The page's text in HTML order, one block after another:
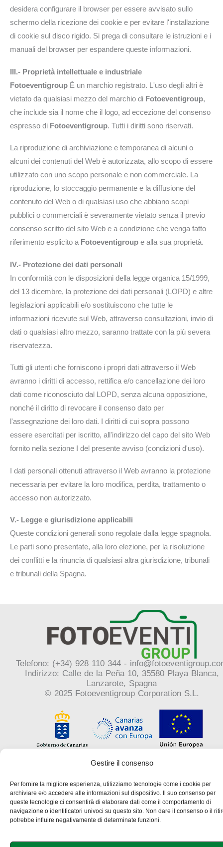
Gestire il consenso
Per fornire la migliore esperienza, utilizziamo tecnologie come i cookie per
archiviare e/o accedere alle informazioni sul dispositivo. Il suo consenso per
queste tecnologie ci consentirà di elaborare dati come il comportamento di
navigazione o identificatori univoci su questo sito. Non dare il consenso o il
potrebbe influire negativamente di determinate funzioni.
desidera configurare il browser per essere avvisato sullo
schermo della ricezione dei cookie e per evitare l'installazione
di cookie sul disco rigido. Si prega di consultare le istruzioni e i
manuali del browser per espandere queste informazioni.
III.- Proprietà intellettuale e industriale
Fotoeventigroup È un marchio registrato. L'uso degli altri è
vietato da qualsiasi mezzo del marchio di Fotoeventigroup,
che include sia il nome che il logo, ad eccezione del consenso
espresso di Fotoeventigroup. Tutti i diritti sono riservati.
La riproduzione di archiviazione e temporanea di alcuni o
alcuni dei contenuti del Web è autorizzata, allo scopo di essere
utilizzato con uno scopo personale e non commerciale. La
riproduzione, lo stoccaggio permanente e la diffusione del
contenuto del Web o di qualsiasi uso che abbiano scopi
pubblici o commerciali è severamente vietato senza il previo
consenso scritto del sito Web e a condizione che venga fatto
riferimento esplicito a Fotoeventigroup e alla sua proprietà.
IV.- Protezione dei dati personali
In conformità con le disposizioni della legge organica 15/1999,
del 13 dicembre, la protezione dei dati personali (LOPD) e altre
legislazioni applicabili e/o sostituiscono che tutte le
informazioni ricevute sul Web, attraverso consultazioni, invio di
dati o qualsiasi altro mezzo, saranno trattate con la più severa
riservatezza.
Tutti gli utenti che forniscono i propri dati attraverso il Web
avranno i diritti di accesso, rettifica e/o cancellazione dei loro
dati come riconosciuto dal LOPD, senza alcuna opposizione,
nonché il diritto di revocare il consenso dato per
l'assegnazione dei loro dati. I diritti di cui sopra possono
essere esercitati per iscritto, all'indirizzo del capo del sito Web
fornito nella sezione I del presente avviso (condizioni d'uso).
I dati personali ottenuti attraverso il Web avranno la protezione
necessaria per evitare la loro modifica, perdita, trattamento o
accesso non autorizzato.
V.- Legge e giurisdizione applicabili
Queste condizioni generali sono regolate dalla legge spagnola.
Le parti sono presentate, alla loro elezione, per la risoluzione
dei conflitti e la rinuncia di qualsiasi altra giurisdizione, tribunali
e tribunali della Spagna.
Telefono: (+34) 928 110 344 -
Indirizzo: Calle de la Peña 10, 35580 Playa Blanca,
Lanzarote, Spagna
© 2025 Fotoeventigroup Corporation S.L.
Politica sulla privacy
Politica sui cookie